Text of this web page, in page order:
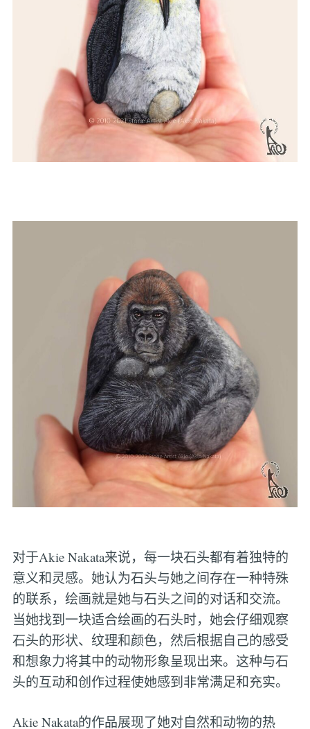
对于Akie Nakata来说，每一块石头都有着独特的
意义和灵感。她认为石头与她之间存在一种特殊
的联系，绘画就是她与石头之间的对话和交流。
当她找到一块适合绘画的石头时，她会仔细观察
石头的形状、纹理和颜色，然后根据自己的感受
和想象力将其中的动物形象呈现出来。这种与石
头的互动和创作过程使她感到非常满足和充实。
Akie Nakata的作品展现了她对自然和动物的热